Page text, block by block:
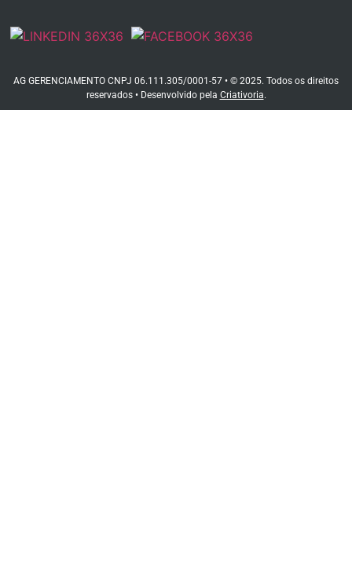
AG GERENCIAMENTO CNPJ 06.111.305/0001-57 • © 2025. Todos os direitos
reservados • Desenvolvido pela Criativoria.